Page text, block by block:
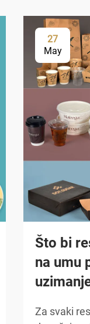
27
May
Što bi
na umu
Za svaki